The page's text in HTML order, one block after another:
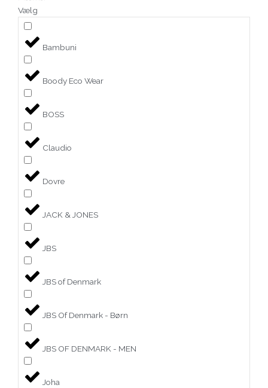
Vælg
Bambuni
Boody Eco Wear
BOSS
Claudio
Dovre
JACK & JONES
JBS
JBS of Denmark
JBS Of Denmark - Børn
JBS OF DENMARK - MEN
Joha